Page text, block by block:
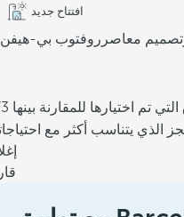
افتتاح جديد
تصميم معاصر روفتوب بي-هيفن
التي تم اختيارها للمقارنة بينها
الذي يتناسب أكثر مع